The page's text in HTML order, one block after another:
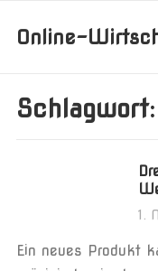
Online-
Schlagwort:
1.
Ein neues Produkt